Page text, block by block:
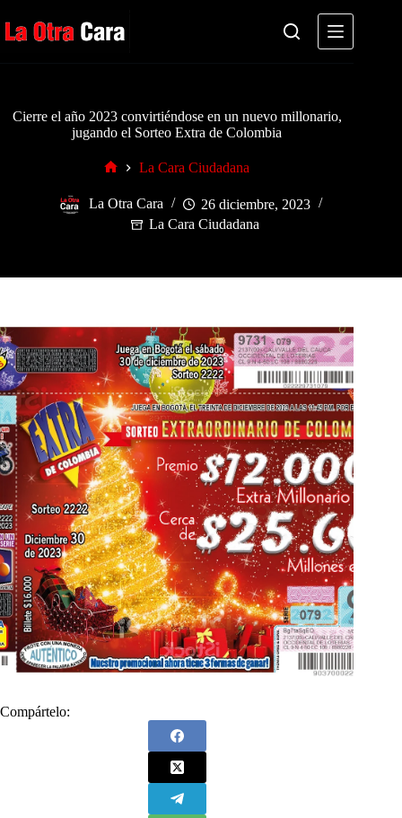
al
contenido
Cierre el año 2023 convirtiéndose en un nuevo millonario,
jugando el Sorteo Extra de Colombia
La Cara Ciudadana
La Otra Cara
26 diciembre, 2023
La Cara Ciudadana
Compártelo: